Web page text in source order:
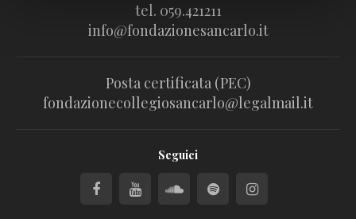
tel. 059.421211
info@fondazionesancarlo.it
Posta certificata (PEC)
fondazionecollegiosancarlo@legalmail.it
Seguici